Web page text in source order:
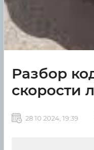
Разбор
скорости
28 10 2024, 19:39